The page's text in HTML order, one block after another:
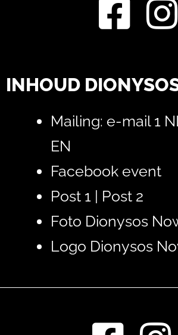
INHOUD
Mailing: e-mail 1
EN
Facebook event
Post 1 | Post 2
Foto Dionysos
Logo Dionysos